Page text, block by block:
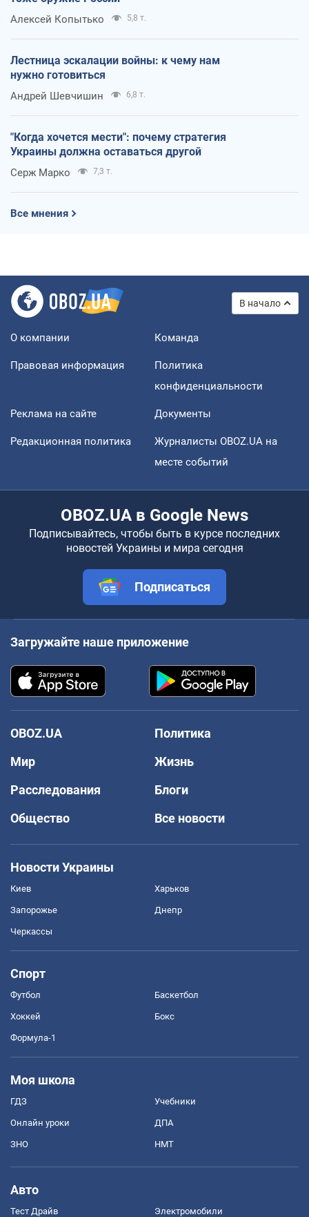
Алексей Копытько 5,8 т.
Лестница эскалации войны: к чему нам
нужно готовиться
Андрей Шевчишин 6,8 т.
"Когда хочется мести": почему стратегия
Украины должна оставаться другой
Серж Марко 7,3 т.
Все мнения
В начало
О компании Команда
Правовая информация
Политика
конфиденциальности
Реклама на сайте Документы
Редакционная политика
Журналисты OBOZ.UA на
месте событий
OBOZ.UA в Google News
Подписывайтесь, чтобы быть в курсе последних
новостей Украины и мира сегодня
Подписаться
Загружайте наше приложение
OBOZ.UA
Политика
Мир
Жизнь
Расследования
Блоги
Общество
Все новости
Новости Украины
Киев Харьков
Запорожье Днепр
Черкассы
Спорт
Футбол Баскетбол
Хоккей Бокс
Формула-1
Моя школа
ГДЗ Учебники
Онлайн уроки ДПА
ЗНО НМТ
Авто
Тест Драйв Электромобили